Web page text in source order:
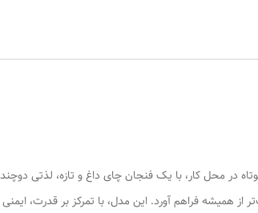
از همیشه فراهم آورد. این مدل، با تمرکز بر